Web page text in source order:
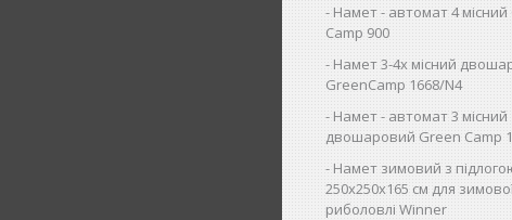
Намет - автомат 4 місний
Camp 900
Намет 3-4х місний
GreenCamp 1668/N4
Намет - автомат 3 місний
двошаровий Green Camp
Намет зимовий з
250х250х165 см для
риболовлі Winner